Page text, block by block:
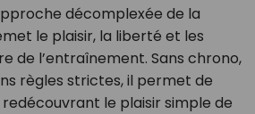
décomplexée de la
le plaisir, la liberté et les
de l’entraînement. Sans chrono,
règles strictes, il permet de
le plaisir simple de